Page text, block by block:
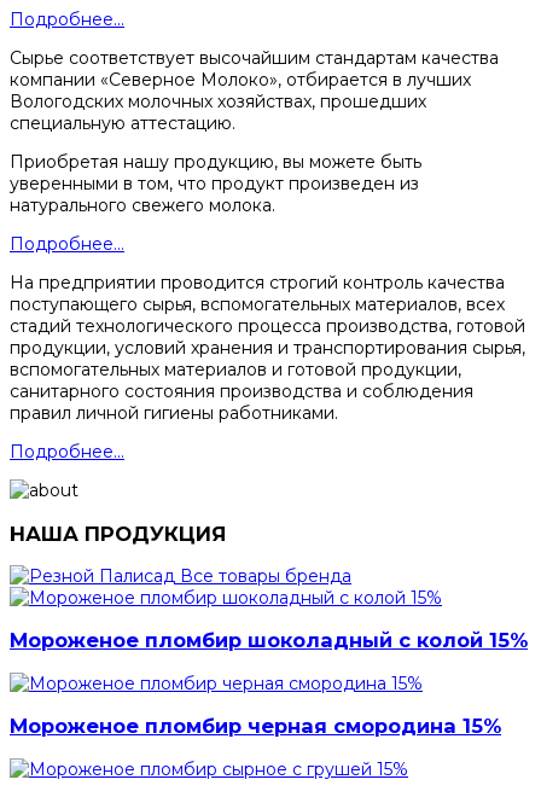
Подробнее...
Сырье соответствует высочайшим стандартам качества
компании «Северное Молоко», отбирается в лучших
Вологодских молочных хозяйствах, прошедших
специальную аттестацию.
Приобретая нашу продукцию, вы можете быть
уверенными в том, что продукт произведен из
натурального свежего молока.
Подробнее...
На предприятии проводится строгий контроль качества
поступающего сырья, вспомогательных материалов, всех
стадий технологического процесса производства, готовой
продукции, условий хранения и транспортирования сырья,
вспомогательных материалов и готовой продукции,
санитарного состояния производства и соблюдения
правил личной гигиены работниками.
Подробнее...
НАША ПРОДУКЦИЯ
Все товары бренда
Мороженое пломбир шоколадный с колой 15%
Мороженое пломбир черная смородина 15%